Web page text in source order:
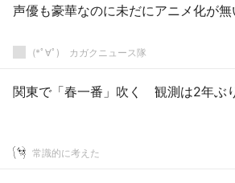
声優も豪華なのに未だにアニメ化が無
(*ﾟ∀ﾟ)ゞカガクニュース隊
関東で「春一番」吹く 観測は2年ぶ
常識的に考えた